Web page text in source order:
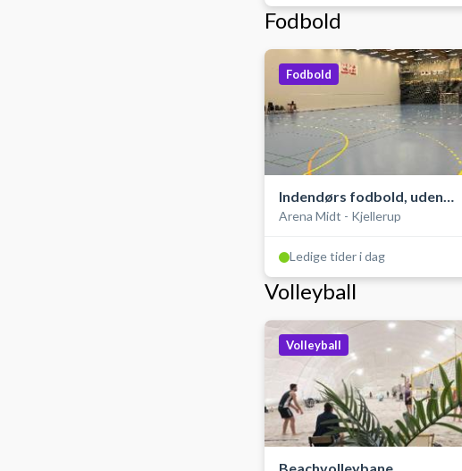
Fodbold
Fodbold
Indendørs fodbold, uden
bander (futsal)
Arena Midt - Kjellerup
Ledige tider i dag
Volleyball
Volleyball